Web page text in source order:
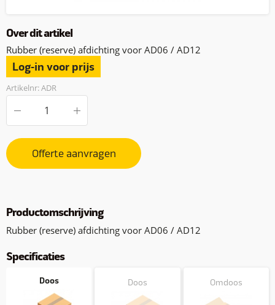
Over dit artikel
Rubber (reserve) afdichting voor AD06 / AD12
Log-in voor prijs
Artikelnr: ADR
Offerte aanvragen
Productomschrijving
Rubber (reserve) afdichting voor AD06 / AD12
Specificaties
Doos Doos Omdoos